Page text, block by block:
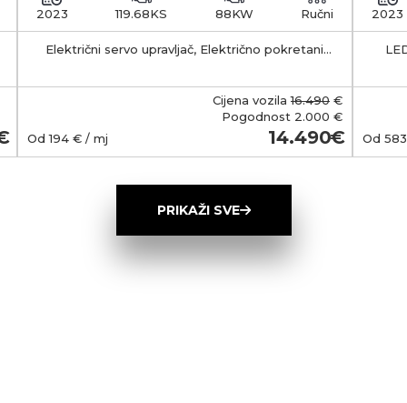
2023 119.68KS 88KW Ručni
Električni servo upravljač, Električno pokretani
Cijena vozila16.490 €
Pogodnost 2.000 €
Od194€ / mj 14.490
2023
Od 583
PRIKAŽI SVE